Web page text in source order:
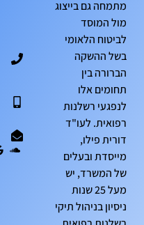
מתמחה גם בייצוג
מול המוסד
לביטוח הלאומי
בשל ההשקה
הברורה בין
תחומים אלו
לנפגעי רשלנות
רפואית. לעו"ד
דורית פילו,
מייסדת ובעלים
של המשרד, יש
מעל 25 שנות
ניסיון בניהול תיקי